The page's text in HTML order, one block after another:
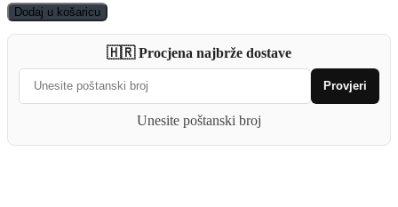
HALDORADO
Carp
Micro
Aqua
Garant
Dodaj u košaricu
🇭🇷 Procjena najbrže dostave
Provjeri
Unesite poštanski broj